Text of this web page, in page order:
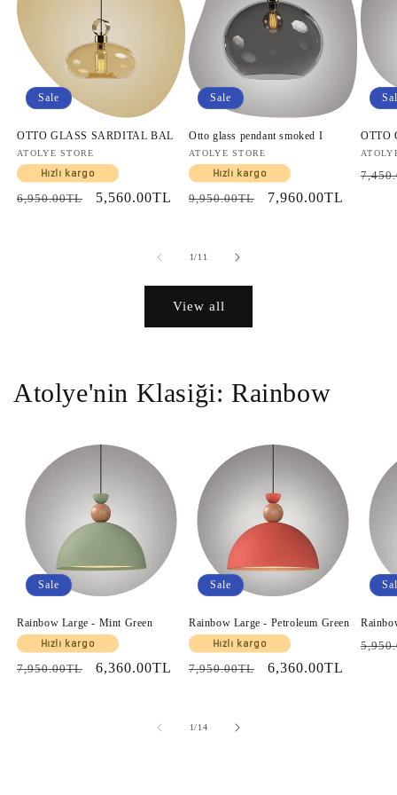
Sale
OTTO GLASS SARDITAL BAL
Vendor:
ATOLYE STORE
Hızlı kargo
Regular
6,950.00TL
Sale
5,560.00TL
Sale
Otto glass pendant smoked I
Vendor:
ATOLYE STORE
Hızlı kargo
Regular
9,950.00TL
Sale
7,960.00TL
OTTO
1/of
11
View all
Atolye'nin Klasiği: Rainbow
Sale
Rainbow Large - Mint Green
Hızlı kargo
Regular
7,950.00TL
Sale
6,360.00TL
Sale
Rainbow Large - Petroleum Green
Hızlı kargo
Regular
7,950.00TL
Sale
6,360.00TL
1/of
14